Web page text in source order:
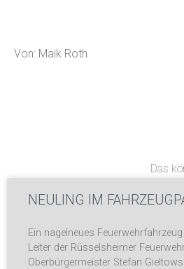
Von: Maik Roth
Das
NEULING IM
Ein nagelneues
Leiter der Rüsselsheimer
Oberbürgermeister Stefan